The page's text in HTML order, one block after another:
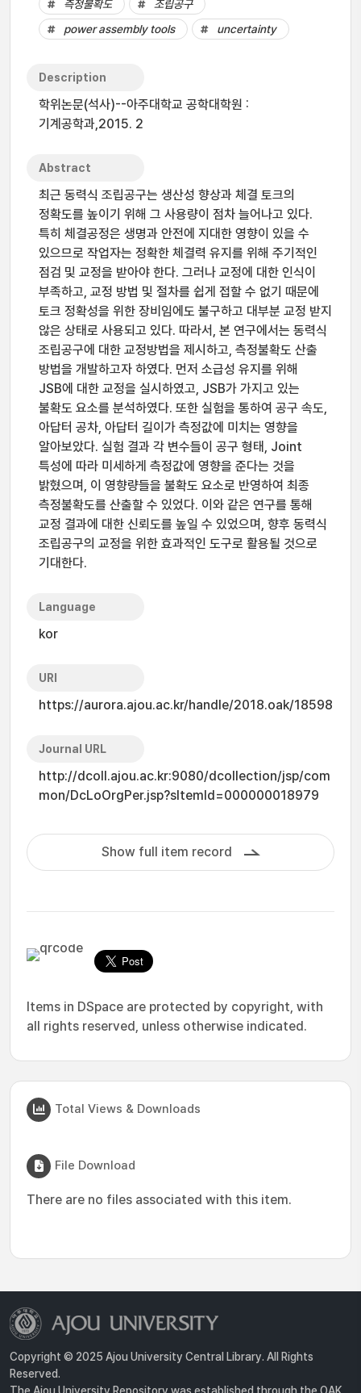
측정불확도
조립공구
power assembly tools
uncertainty
Description
학위논문(석사)--아주대학교 공학대학원 :
기계공학과,2015. 2
Abstract
최근 동력식 조립공구는 생산성 향상과 체결 토크의
정확도를 높이기 위해 그 사용량이 점차 늘어나고 있다.
특히 체결공정은 생명과 안전에 지대한 영향이 있을 수
있으므로 작업자는 정확한 체결력 유지를 위해 주기적인
점검 및 교정을 받아야 한다. 그러나 교정에 대한 인식이
부족하고, 교정 방법 및 절차를 쉽게 접할 수 없기 때문에
토크 정확성을 위한 장비임에도 불구하고 대부분 교정 받지
않은 상태로 사용되고 있다. 따라서, 본 연구에서는 동력식
조립공구에 대한 교정방법을 제시하고, 측정불확도 산출
방법을 개발하고자 하였다. 먼저 소급성 유지를 위해
JSB에 대한 교정을 실시하였고, JSB가 가지고 있는
불확도 요소를 분석하였다. 또한 실험을 통하여 공구 속도,
아답터 공차, 아답터 길이가 측정값에 미치는 영향을
알아보았다. 실험 결과 각 변수들이 공구 형태, Joint
특성에 따라 미세하게 측정값에 영향을 준다는 것을
밝혔으며, 이 영향량들을 불확도 요소로 반영하여 최종
측정불확도를 산출할 수 있었다. 이와 같은 연구를 통해
교정 결과에 대한 신뢰도를 높일 수 있었으며, 향후 동력식
조립공구의 교정을 위한 효과적인 도구로 활용될 것으로
기대한다.
Language
kor
URI
https://aurora.ajou.ac.kr/handle/2018.oak/18598
Journal URL
http://dcoll.ajou.ac.kr:9080/dcollection/jsp/com
mon/DcLoOrgPer.jsp?sItemId=000000018979
Show full item record
Items in DSpace are protected by copyright, with
all rights reserved, unless otherwise indicated.
Total Views & Downloads
File Download
There are no files associated with this item.
Copyright © 2025 Ajou University Central Library. All Rights
Reserved.